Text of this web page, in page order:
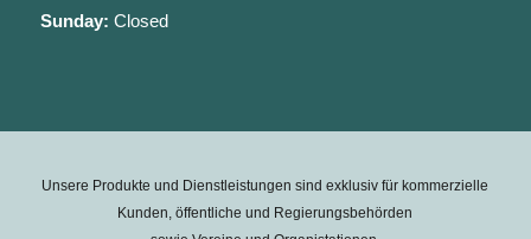
Sunday: Closed
Unsere Produkte und Dienstleistungen sind exklusiv für kommerzielle
Kunden, öffentliche und Regierungsbehörden